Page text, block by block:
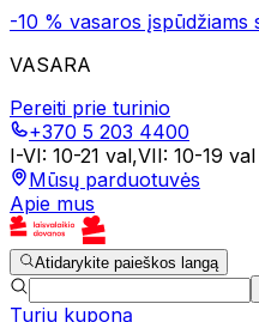
-10 % vasaros įspūdžiams
VASARA
Pereiti prie turinio
+370 5 203 4400
I-VI: 10-21 val,VII: 10-19 val
Mūsų parduotuvės
Apie mus
Atidarykite paieškos langą
Turiu kuponą